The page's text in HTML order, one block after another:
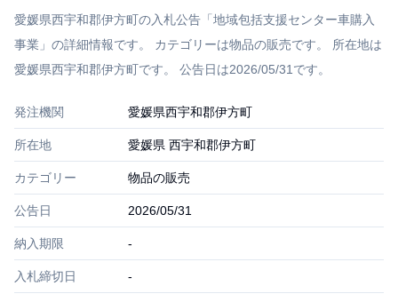
企業検索
愛媛県西宇和郡伊方町の入札公告「地域包括支援センター車購入
事業」の詳細情報です。 カテゴリーは物品の販売です。 所在地は
愛媛県西宇和郡伊方町です。 公告日は2026/05/31です。
発注機関 愛媛県西宇和郡伊方町
所在地 愛媛県 西宇和郡伊方町
カテゴリー 物品の販売
公告日 2026/05/31
納入期限 -
入札締切日 -